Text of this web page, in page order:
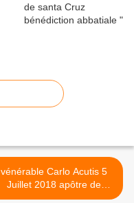
vénérable Carlo Acutis 5
Juillet 2018 apôtre de
l'Eucharistie >